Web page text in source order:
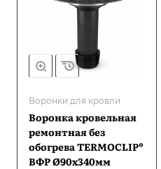
Воронки для кровли
Воронка кровельная
ремонтная без
обогрева TERMOCLIP®
ВФР Ø90х340мм